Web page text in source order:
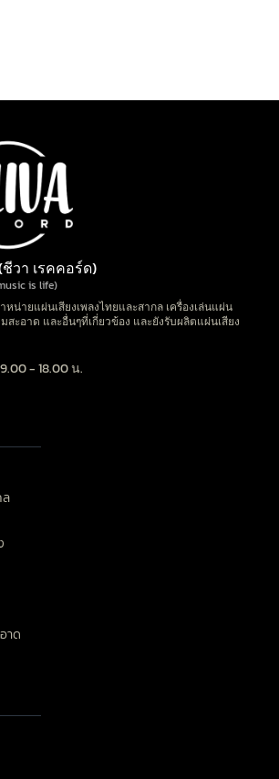
วา เรคคอร์ด)
is life)
หน่ายแผ่นเสียงเพลงไทยและสากล เครื่องเล่นแผ่น
สะอาด และอื่นๆที่เกี่ยวข้อง และยังรับผลิตแผ่นเสียง
- 18.00 น.
ล
าด